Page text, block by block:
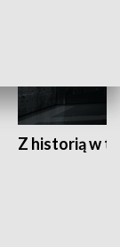
Z historią w